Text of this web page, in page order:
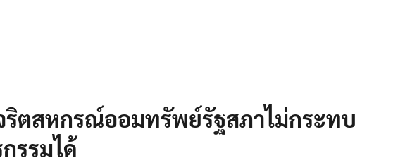
ริตสหกรณ์ออมทรัพย์รัฐสภาไม่กระทบ
รรมได้